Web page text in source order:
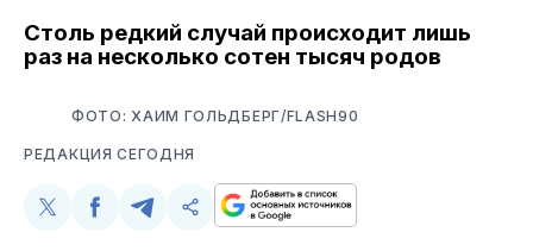
Столь редкий случай происходит лишь
раз на несколько сотен тысяч родов
ФОТО: ХАИМ ГОЛЬДБЕРГ/FLASH90
РЕДАКЦИЯ СЕГОДНЯ
Поделиться
Поделиться
Поделиться
Скопируйте